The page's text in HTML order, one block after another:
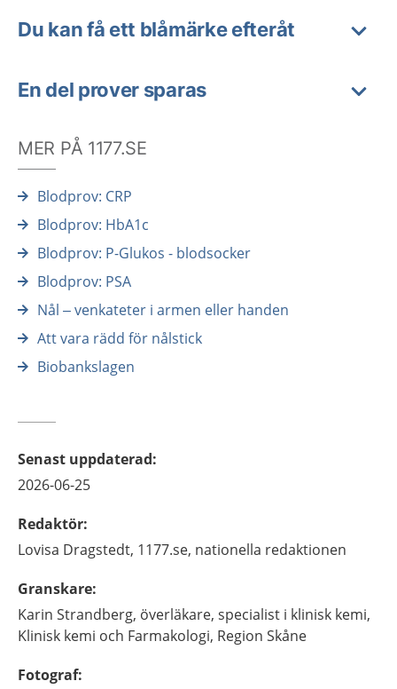
Du kan få ett blåmärke efteråt
En del prover sparas
MER PÅ 1177.SE
Blodprov: CRP
Blodprov: HbA1c
Blodprov: P-Glukos - blodsocker
Blodprov: PSA
Nål – venkateter i armen eller handen
Att vara rädd för nålstick
Biobankslagen
Senast uppdaterad:
2026-06-25
Redaktör:
Lovisa Dragstedt, 1177.se, nationella redaktionen
Granskare:
Karin Strandberg, överläkare, specialist i klinisk kemi,
Klinisk kemi och Farmakologi, Region Skåne
Fotograf: